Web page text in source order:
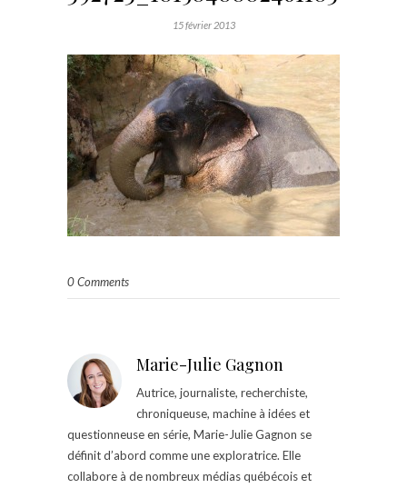
15 février 2013
0 Comments
Marie-Julie Gagnon
Autrice, journaliste, recherchiste,
chroniqueuse, machine à idées et
questionneuse en série, Marie-Julie Gagnon se
définit d’abord comme une exploratrice. Elle
collabore à de nombreux médias québécois et